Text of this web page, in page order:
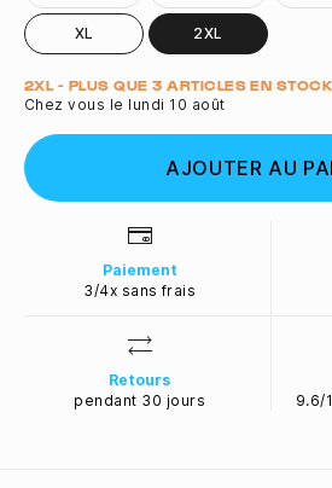
XL 2XL
Quantité
2XL - PLUS QUE 3 ARTICLES EN STOCK
Chez vous le lundi 10 août
AJOUTER AU
Paiement
3/4x sans frais
Retours
pendant 30 jours
9.6/